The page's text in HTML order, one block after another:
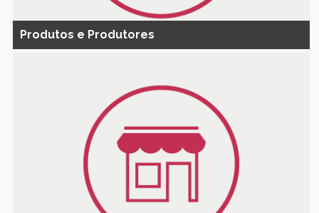
Produtos e Produtores